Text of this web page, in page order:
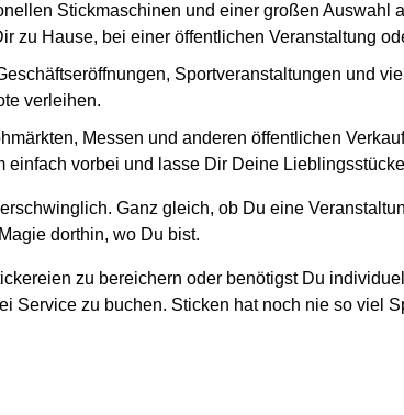
Stickmaschinen und einer großen Auswahl
zu Hause, bei einer öffentlichen Veranstaltung
Sportveranstaltungen und
verleihen.
Messen und anderen öffentlichen
vorbei und lasse Dir Deine
Ganz gleich, ob Du eine
dorthin, wo Du bist.
zu bereichern oder benötigst Du
Service zu buchen. Sticken hat noch nie so viel